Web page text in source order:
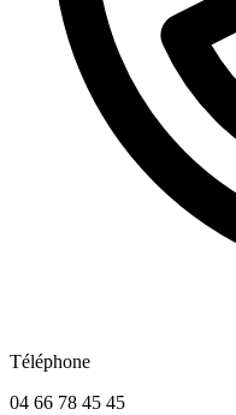
Téléphone
04 66 78 45 45